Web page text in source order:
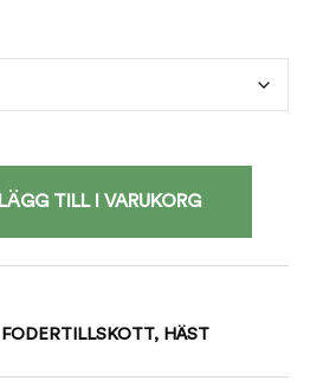
LÄGG TILL I VARUKORG
FODERTILLSKOTT, HÄST